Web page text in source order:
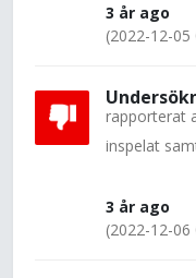
3 år ago
(2022-12-05
rapporterat
inspelat
3 år ago
(2022-12-06